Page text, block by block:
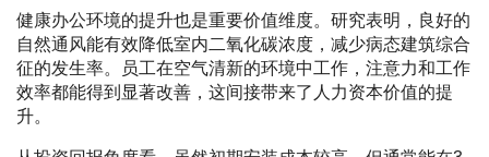
健康办公环境的提升也是重要价值维度。研究表明，良好的
自然通风能有效降低室内二氧化碳浓度，减少病态建筑综合
征的发生率。员工在空气清新的环境中工作，注意力和工作
效率都能得到显著改善，这间接带来了人力资本价值的提
升。